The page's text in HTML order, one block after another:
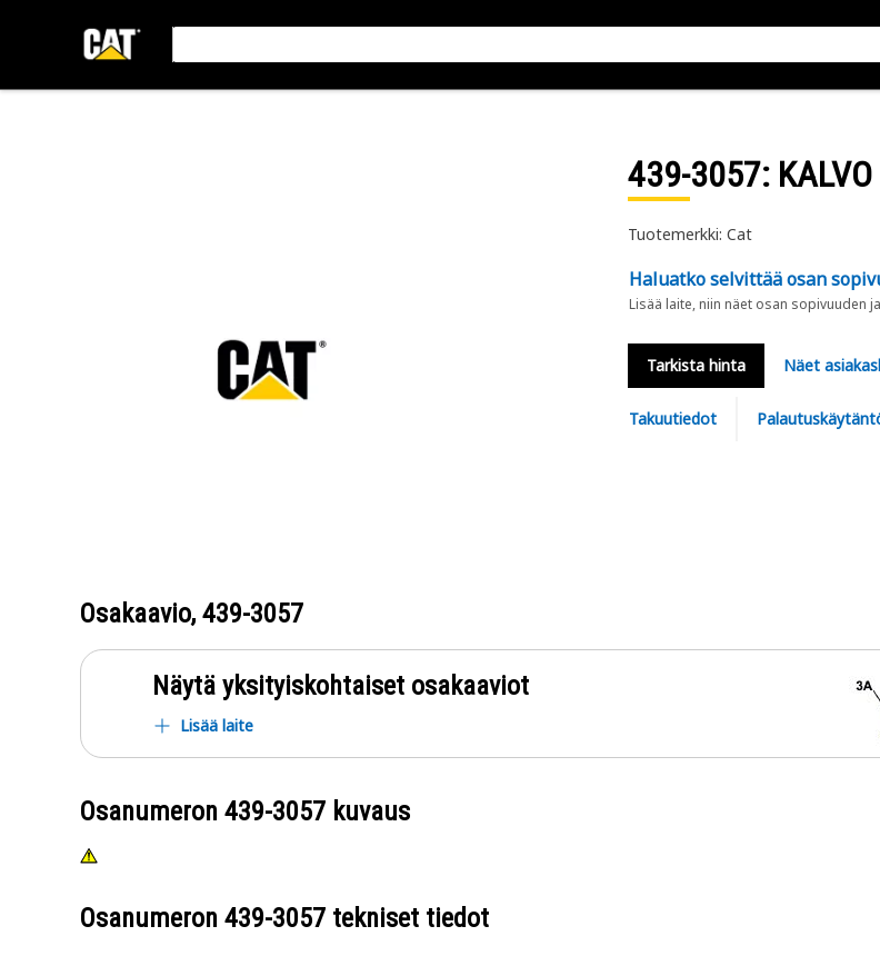
439-3057:
Tuotemerkki: Cat
Haluatko selvittää osan
Lisää laite, niin näet osan sopivuuden
Tarkista hinta Näet
Takuutiedot
Osakaavio, 439-3057
Näytä yksityiskohtaiset osakaaviot
Lisää laite
Osanumeron 439-3057 kuvaus
Osanumeron 439-3057 tekniset tiedot